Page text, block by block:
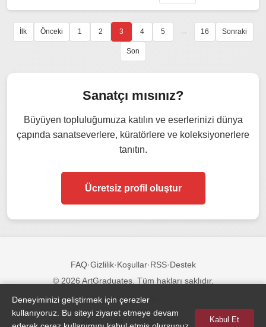
İlk Önceki 1 2 3 4 5 ... 16 Sonraki
Son
Sanatçı mısınız?
Büyüyen topluluğumuza katılın ve eserlerinizi dünya
çapında sanatseverlere, küratörlere ve koleksiyonerlere
tanıtın.
Ücretsiz profil oluştur
FAQ·Gizlilik·Koşullar·RSS·Destek
© 2026 ArtGraduates. Tüm hakları saklıdır.
Bizi takip edin:
Deneyiminizi geliştirmek için çerezler
kullanıyoruz. Bu siteyi ziyaret etmeye devam
Kabul Et